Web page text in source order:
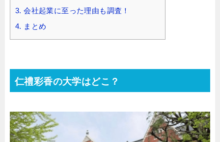
3. 会社起業に至った理由も調査！
4. まとめ
仁禮彩香の大学はどこ？